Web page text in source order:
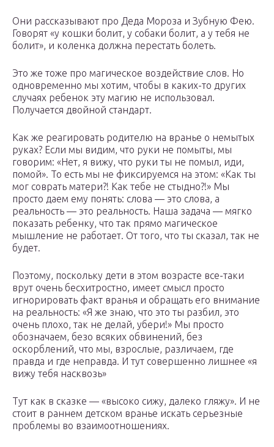
Они рассказывают про Деда Мороза и Зубную Фею.
Говорят «у кошки болит, у собаки болит, а у тебя не
болит», и коленка должна перестать болеть.
Это же тоже про магическое воздействие слов. Но
одновременно мы хотим, чтобы в каких-то других
случаях ребенок эту магию не использовал.
Получается двойной стандарт.
Как же реагировать родителю на вранье о немытых
руках? Если мы видим, что руки не помыты, мы
говорим: «Нет, я вижу, что руки ты не помыл, иди,
помой». То есть мы не фиксируемся на этом: «Как ты
мог соврать матери?! Как тебе не стыдно?!» Мы
просто даем ему понять: слова — это слова, а
реальность — это реальность. Наша задача — мягко
показать ребенку, что так прямо магическое
мышление не работает. От того, что ты сказал, так не
будет.
Поэтому, поскольку дети в этом возрасте все-таки
врут очень бесхитростно, имеет смысл просто
игнорировать факт вранья и обращать его внимание
на реальность: «Я же знаю, что это ты разбил, это
очень плохо, так не делай, убери!» Мы просто
обозначаем, безо всяких обвинений, без
оскорблений, что мы, взрослые, различаем, где
правда и где неправда. И тут совершенно лишнее «я
вижу тебя насквозь»
Тут как в сказке — «высоко сижу, далеко гляжу». И не
стоит в раннем детском вранье искать серьезные
проблемы во взаимоотношениях.